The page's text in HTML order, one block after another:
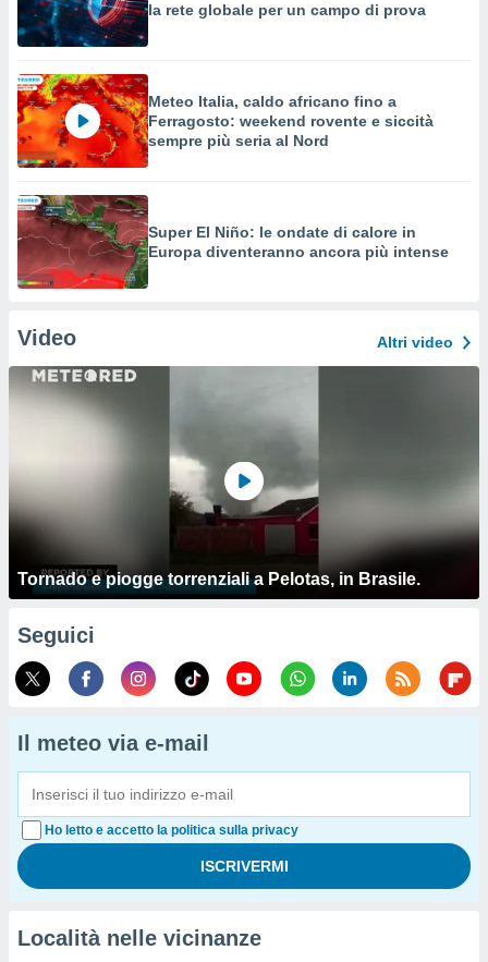
la rete globale per un campo di prova
Meteo Italia, caldo africano fino a
Ferragosto: weekend rovente e siccità
sempre più seria al Nord
Super El Niño: le ondate di calore in
Europa diventeranno ancora più intense
Video Altri video
Tornado e piogge torrenziali a Pelotas, in Brasile.
Seguici
Il meteo via e-mail
Ho letto e accetto la politica sulla privacy
Località nelle vicinanze